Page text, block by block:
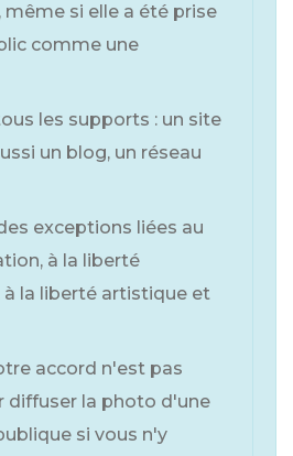
même si elle a été prise
comme une
les supports : un site
un blog, un réseau
exceptions liées au
à la liberté
la liberté artistique et
accord n'est pas
diffuser la photo d'une
si vous n'y